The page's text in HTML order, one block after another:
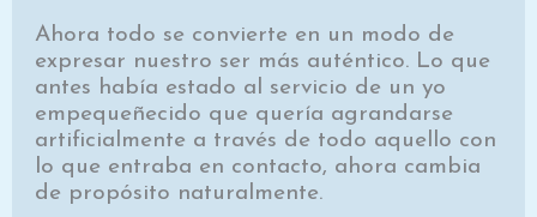
Ahora todo se convierte en un modo de
expresar nuestro ser más auténtico. Lo que
antes había estado al servicio de un yo
empequeñecido que quería agrandarse
artificialmente a través de todo aquello con
lo que entraba en contacto, ahora cambia
de propósito naturalmente.